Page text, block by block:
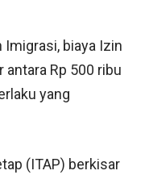
biaya Izin
antara Rp 500 ribu
yang
(ITAP) berkisar